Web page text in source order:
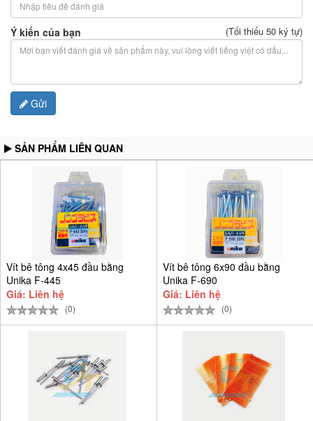
Ý kiến của bạn (Tối thiểu 50 ký tự)
Gửi
SẢN PHẨM LIÊN QUAN
Vít bê tông 4x45 đầu bằng
Unika F-445
Giá: Liên hệ
(0)
Vít bê tông 6x90 đầu bằng
Unika F-690
Giá: Liên hệ
(0)